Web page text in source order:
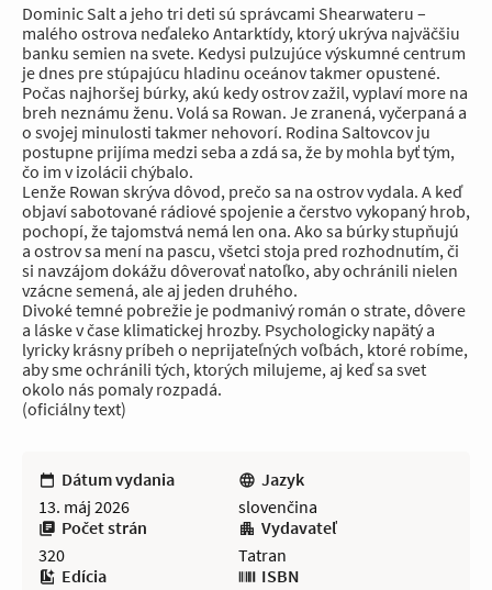
Dominic Salt a jeho tri deti sú správcami Shearwateru –
malého ostrova neďaleko Antarktídy, ktorý ukrýva najväčšiu
banku semien na svete. Kedysi pulzujúce výskumné centrum
je dnes pre stúpajúcu hladinu oceánov takmer opustené.
Počas najhoršej búrky, akú kedy ostrov zažil, vyplaví more na
breh neznámu ženu. Volá sa Rowan. Je zranená, vyčerpaná a
o svojej minulosti takmer nehovorí. Rodina Saltovcov ju
postupne prijíma medzi seba a zdá sa, že by mohla byť tým,
čo im v izolácii chýbalo.
Lenže Rowan skrýva dôvod, prečo sa na ostrov vydala. A keď
objaví sabotované rádiové spojenie a čerstvo vykopaný hrob,
pochopí, že tajomstvá nemá len ona. Ako sa búrky stupňujú
a ostrov sa mení na pascu, všetci stoja pred rozhodnutím, či
si navzájom dokážu dôverovať natoľko, aby ochránili nielen
vzácne semená, ale aj jeden druhého.
Divoké temné pobrežie je podmanivý román o strate, dôvere
a láske v čase klimatickej hrozby. Psychologicky napätý a
lyricky krásny príbeh o neprijateľných voľbách, ktoré robíme,
aby sme ochránili tých, ktorých milujeme, aj keď sa svet
okolo nás pomaly rozpadá.
(oficiálny text)
Dátum vydania
13. máj 2026
Jazyk
slovenčina
Počet strán
320
Vydavateľ
Tatran
Edícia
ISBN